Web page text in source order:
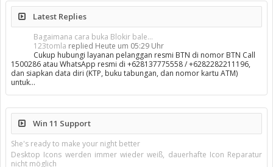
Latest Replies
Bagaimana cara buka Blokir bale...
123tomla replied Heute um 05:29 Uhr
Cukup hubungi layanan pelanggan resmi BTN di nomor BTN Call
1500286 atau WhatsApp resmi di +628137775558 / +6282282211196,
dan siapkan data diri (KTP, buku tabungan, dan nomor kartu ATM)
untuk…
Win 11 Support
She's ready to make your night better
Desktop Icons werden immer wieder weiß, dauerhafte Icon Reparatur
nicht möglich